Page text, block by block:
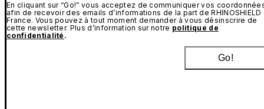
En cliquant sur “Go!” vous acceptez de communiquer vos
afin de recevoir des emails d’informations de la part de RHINOSHIELD
France. Vous pouvez à tout moment demander à vous désinscrire de
cette newsletter. Plus d’information sur notre politique de
confidentialité .
Go!